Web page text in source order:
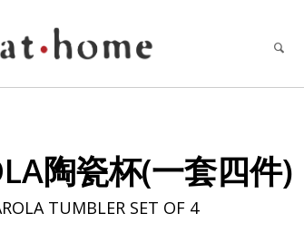
陶瓷杯(一套四件)
TUMBLER SET OF 4